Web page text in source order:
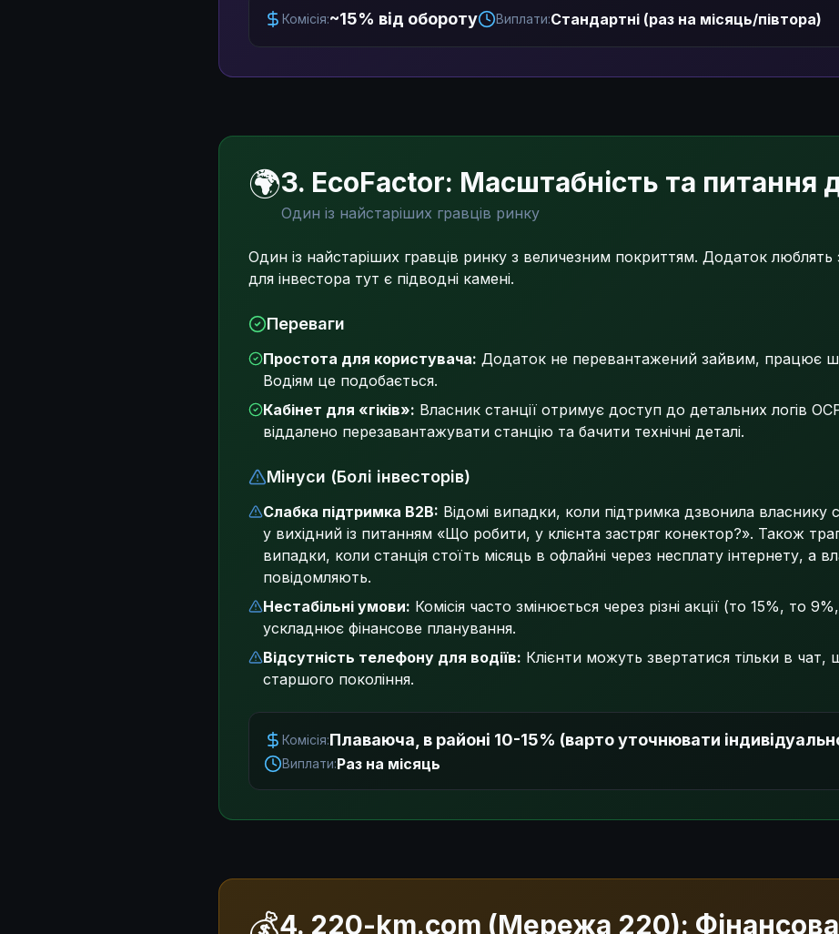
Комісія:~15% від обороту Виплати:Стандартні (раз на місяць/півтора)
🌍3. EcoFactor: Масштабність та питання
Один із найстаріших гравців ринку
Один із найстаріших гравців ринку з величезним покриттям. Додаток люблять
для інвестора тут є підводні камені.
Переваги
Простота для користувача: Додаток не перевантажений зайвим, працює
Водіям це подобається.
Кабінет для «гіків»: Власник станції отримує доступ до детальних логів
віддалено перезавантажувати станцію та бачити технічні деталі.
Мінуси (Болі інвесторів)
Слабка підтримка B2B: Відомі випадки, коли підтримка дзвонила власнику
у вихідний із питанням «Що робити, у клієнта застряг конектор?». Також
випадки, коли станція стоїть місяць в офлайні через несплату інтернету, а
повідомляють.
Нестабільні умови: Комісія часто змінюється через різні акції (то 15%, то
ускладнює фінансове планування.
Відсутність телефону для водіїв: Клієнти можуть звертатися тільки в чат,
старшого покоління.
Комісія:Плаваюча, в районі 10-15% (варто уточнювати
Виплати:Раз на місяць
4. 220-km.com (Мережа 220): Фінансова